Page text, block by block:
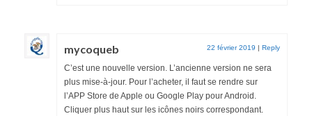
mycoqueb 22 février 2019 | Reply
C’est une nouvelle version. L’ancienne version ne sera
plus mise-à-jour. Pour l’acheter, il faut se rendre sur
l’APP Store de Apple ou Google Play pour Android.
Cliquer plus haut sur les icônes noirs correspondant.